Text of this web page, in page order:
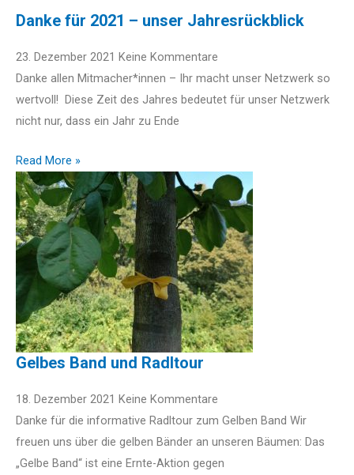
Danke für 2021 – unser Jahresrückblick
23. Dezember 2021 Keine Kommentare
Danke allen Mitmacher*innen – Ihr macht unser Netzwerk so
wertvoll! Diese Zeit des Jahres bedeutet für unser Netzwerk
nicht nur, dass ein Jahr zu Ende
Read More »
Gelbes Band und Radltour
18. Dezember 2021 Keine Kommentare
Danke für die informative Radltour zum Gelben Band Wir
freuen uns über die gelben Bänder an unseren Bäumen: Das
„Gelbe Band“ ist eine Ernte-Aktion gegen